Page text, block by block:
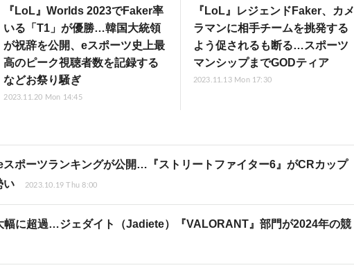
『LoL』Worlds 2023でFaker率
いる「T1」が優勝…韓国大統領
が祝辞を公開、eスポーツ史上最
高のピーク視聴者数を記録する
などお祭り騒ぎ
2023.11.20 Mon 14:45
『LoL』レジェンドFaker、カメ
ラマンに相手チームを挑発する
よう促されるも断る…スポーツ
マンシップまでGODティア
2023.11.13 Mon 17:30
スポーツランキングが公開…『ストリートファイター6』がCRカップ
い
2023.10.19 Thu 8:00
幅に超過…ジェダイト（Jadiete）『VALORANT』部門が2024年の競